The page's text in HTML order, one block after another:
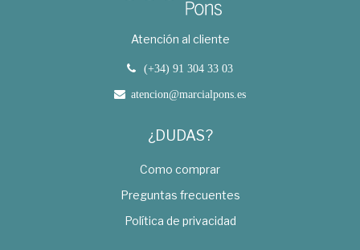
Atención al cliente
(+34) 91 304 33 03
atencion@marcialpons.es
¿DUDAS?
Como comprar
Preguntas frecuentes
Política de privacidad